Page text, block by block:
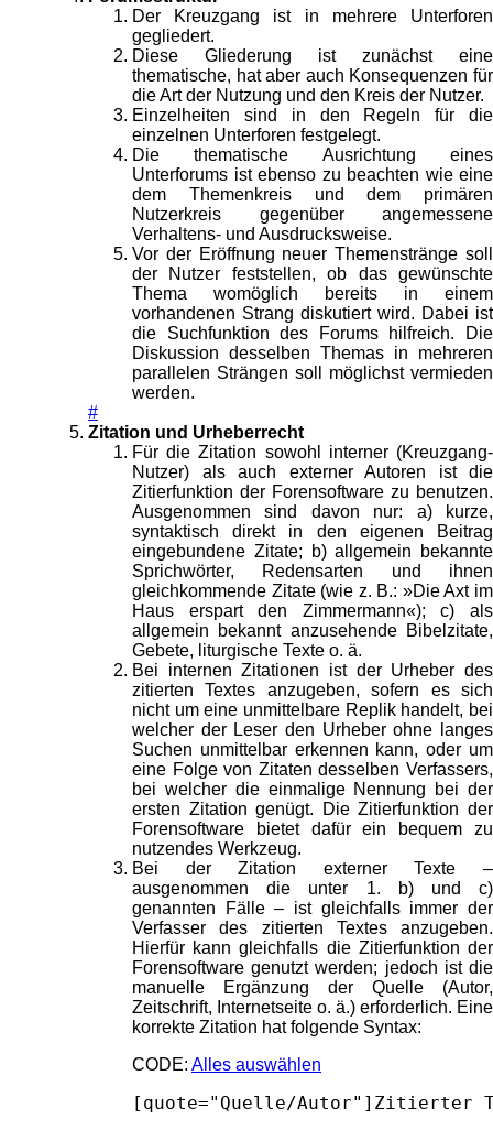
Der Kreuzgang ist in mehrere Unterforen
gegliedert.
Diese Gliederung ist zunächst eine
thematische, hat aber auch Konsequenzen für
die Art der Nutzung und den Kreis der Nutzer.
Einzelheiten sind in den Regeln für die
einzelnen Unterforen festgelegt.
Die thematische Ausrichtung eines
Unterforums ist ebenso zu beachten wie eine
dem Themenkreis und dem primären
Nutzerkreis gegenüber angemessene
Verhaltens- und Ausdrucksweise.
Vor der Eröffnung neuer Themenstränge soll
der Nutzer feststellen, ob das gewünschte
Thema womöglich bereits in einem
vorhandenen Strang diskutiert wird. Dabei ist
die Suchfunktion des Forums hilfreich. Die
Diskussion desselben Themas in mehreren
parallelen Strängen soll möglichst vermieden
werden.
#
Zitation und Urheberrecht
Für die Zitation sowohl interner (Kreuzgang-
Nutzer) als auch externer Autoren ist die
Zitierfunktion der Forensoftware zu benutzen.
Ausgenommen sind davon nur: a) kurze,
syntaktisch direkt in den eigenen Beitrag
eingebundene Zitate; b) allgemein bekannte
Sprichwörter, Redensarten und ihnen
gleichkommende Zitate (wie z. B.: »Die Axt im
Haus erspart den Zimmermann«); c) als
allgemein bekannt anzusehende Bibelzitate,
Gebete, liturgische Texte o. ä.
Bei internen Zitationen ist der Urheber des
zitierten Textes anzugeben, sofern es sich
nicht um eine unmittelbare Replik handelt, bei
welcher der Leser den Urheber ohne langes
Suchen unmittelbar erkennen kann, oder um
eine Folge von Zitaten desselben Verfassers,
bei welcher die einmalige Nennung bei der
ersten Zitation genügt. Die Zitierfunktion der
Forensoftware bietet dafür ein bequem zu
nutzendes Werkzeug.
Bei der Zitation externer Texte –
ausgenommen die unter 1. b) und c)
genannten Fälle – ist gleichfalls immer der
Verfasser des zitierten Textes anzugeben.
Hierfür kann gleichfalls die Zitierfunktion der
Forensoftware genutzt werden; jedoch ist die
manuelle Ergänzung der Quelle (Autor,
Zeitschrift, Internetseite o. ä.) erforderlich. Eine
korrekte Zitation hat folgende Syntax:
CODE: Alles auswählen
[quote="Quelle/Autor"]Zitierter